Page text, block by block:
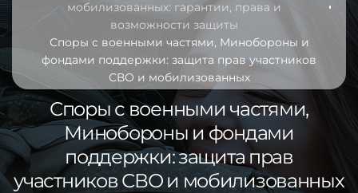
мобилизованных: гарантии, права и
возможности защиты
Споры с военными частями, Минобороны и
фондами поддержки: защита прав участников
СВО и мобилизованных
Споры с военными частями,
Минобороны и фондами
поддержки: защита прав
участников СВО и мобилизованных